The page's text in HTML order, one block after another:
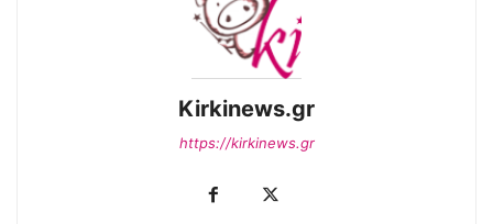
Kirkinews.gr
https://kirkinews.gr